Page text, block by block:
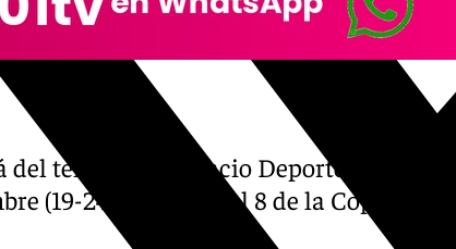
del tenis en el Palacio Deportes
(19-24) en las Final 8 de la Copa